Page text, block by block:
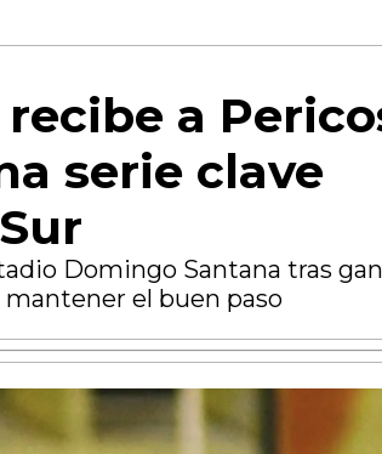
a
serie clave
Domingo Santana tras
el buen paso